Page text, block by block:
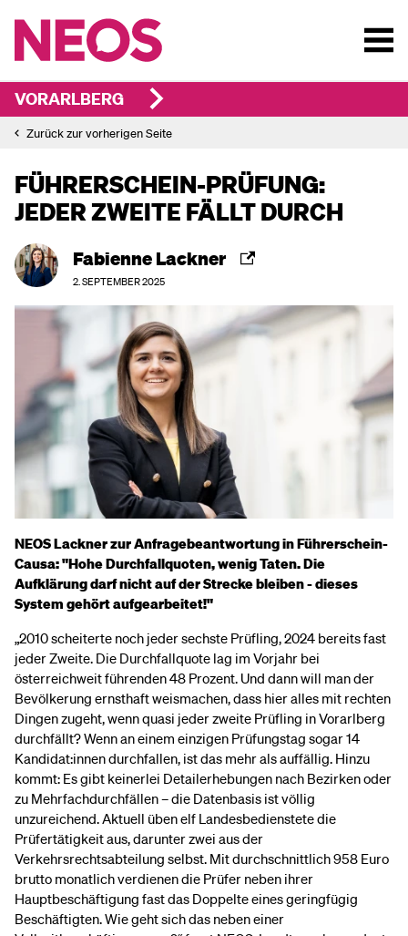
VORARLBERG
Zurück zur vorherigen Seite
FÜHRERSCHEIN-PRÜFUNG:
JEDER ZWEITE FÄLLT DURCH
Fabienne Lackner
2. SEPTEMBER 2025
NEOS Lackner zur Anfragebeantwortung in Führerschein-
Causa: "Hohe Durchfallquoten, wenig Taten. Die
Aufklärung darf nicht auf der Strecke bleiben - dieses
System gehört aufgearbeitet!"
„2010 scheiterte noch jeder sechste Prüfling, 2024 bereits fast
jeder Zweite. Die Durchfallquote lag im Vorjahr bei
österreichweit führenden 48 Prozent. Und dann will man der
Bevölkerung ernsthaft weismachen, dass hier alles mit rechten
Dingen zugeht, wenn quasi jeder zweite Prüfling in Vorarlberg
durchfällt? Wenn an einem einzigen Prüfungstag sogar 14
Kandidat:innen durchfallen, ist das mehr als auffällig. Hinzu
kommt: Es gibt keinerlei Detailerhebungen nach Bezirken oder
zu Mehrfachdurchfällen – die Datenbasis ist völlig
unzureichend. Aktuell üben elf Landesbedienstete die
Prüfertätigkeit aus, darunter zwei aus der
Verkehrsrechtsabteilung selbst. Mit durchschnittlich 958 Euro
brutto monatlich verdienen die Prüfer neben ihrer
Hauptbeschäftigung fast das Doppelte eines geringfügig
Beschäftigten. Wie geht sich das neben einer